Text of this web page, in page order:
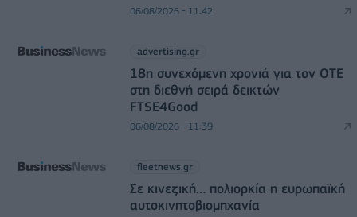
06/08/2026 - 11:42
advertising.gr
18η συνεχόμενη χρονιά για τον ΟΤΕ
στη διεθνή σειρά δεικτών
FTSE4Good
06/08/2026 - 11:39
fleetnews.gr
Σε κινεζική… πολιορκία η ευρωπαϊκή
αυτοκινητοβιομηχανία